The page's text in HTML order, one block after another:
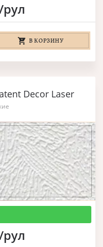
В КОРЗИНУ
Decor Laser